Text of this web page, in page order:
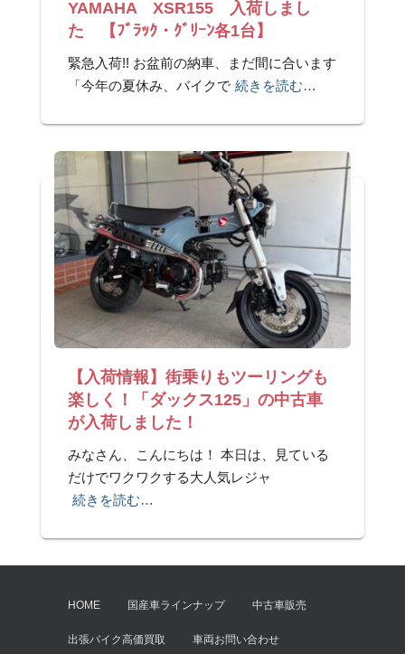
YAMAHA XSR155 入荷しまし
た 【ﾌﾞﾗｯｸ・ｸﾞﾘｰﾝ各1台】
緊急入荷!! お盆前の納車、まだ間に合います
「今年の夏休み、バイクで 続きを読む…
【入荷情報】街乗りもツーリングも
楽しく！「ダックス125」の中古車
が入荷しました！
みなさん、こんにちは！ 本日は、見ている
だけでワクワクする大人気レジャ
続きを読む…
HOME 国産車ラインナップ 中古車販売
出張バイク高価買取 車両お問い合わせ